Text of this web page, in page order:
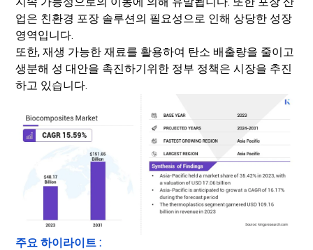
업은 친환경 포장 솔루션의 필요성으로 인해 상당한 성장
영역입니다.
또한, 재생 가능한 재료를 활용하여 탄소 배출량을 줄이고
생분해 성 대안을 촉진하기위한 정부 정책은 시장을 추진
하고 있습니다.
주요 하이라이트 :